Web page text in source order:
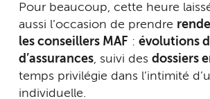
Pour beaucoup, cette heure
aussi l’occasion de prendre
les conseillers MAF : évolutions
d’assurances , suivi des dossiers
temps privilégie dans l’intimité
individuelle.